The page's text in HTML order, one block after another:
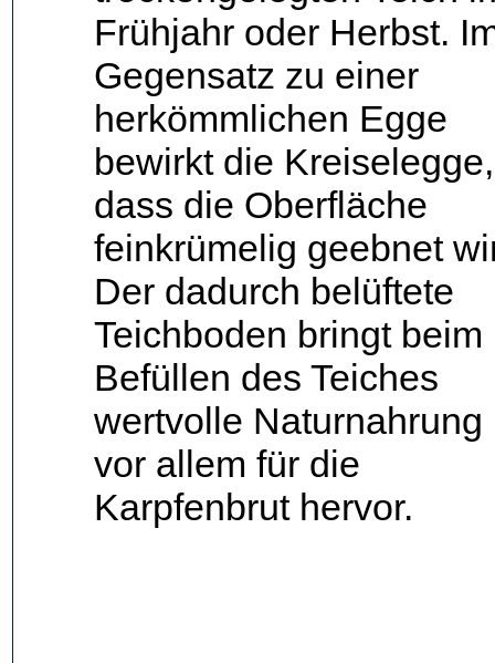
Frühjahr oder Herbst.
Gegensatz zu einer
herkömmlichen Egge
bewirkt die Kreiselegge,
dass die Oberfläche
feinkrümelig geebnet
Der dadurch belüftete
Teichboden bringt beim
Befüllen des Teiches
wertvolle Naturnahrung
vor allem für die
Karpfenbrut hervor.